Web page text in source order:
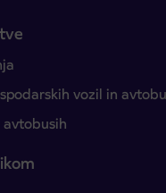
vozil in
avtobusih